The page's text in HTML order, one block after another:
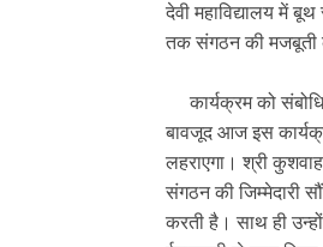
देवी महाविद्यालय में
तक संगठन की मजबूती
कार्यक्रम को
बावजूद आज इस
लहराएगा। श्री
संगठन की जिम्मेदारी
करती है। साथ ही